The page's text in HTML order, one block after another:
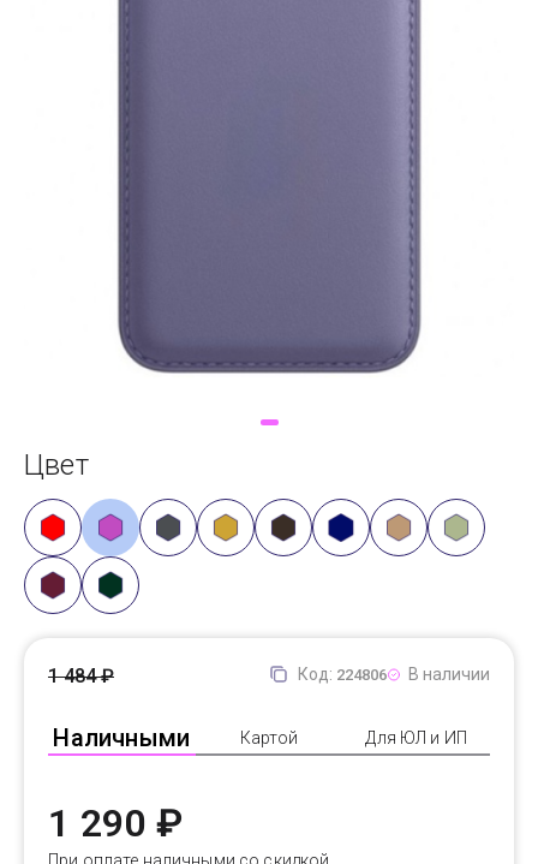
Контакты
Гарантия
Оплата
Доставка
Самовывоз
Trade-In
Цвет
Код: 224806 В наличии
Наличными Картой Для ЮЛ и ИП
1 484 ₽
1 290 ₽